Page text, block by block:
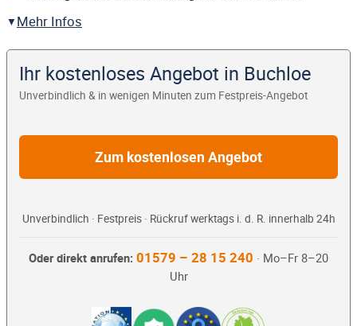
Mehr Infos
Ihr kostenloses Angebot in Buchloe
Unverbindlich & in wenigen Minuten zum Festpreis-Angebot
Zum kostenlosen Angebot
Unverbindlich · Festpreis · Rückruf werktags i. d. R. innerhalb 24h
Oder direkt anrufen: 01579 – 28 15 240 · Mo–Fr 8–20
Uhr